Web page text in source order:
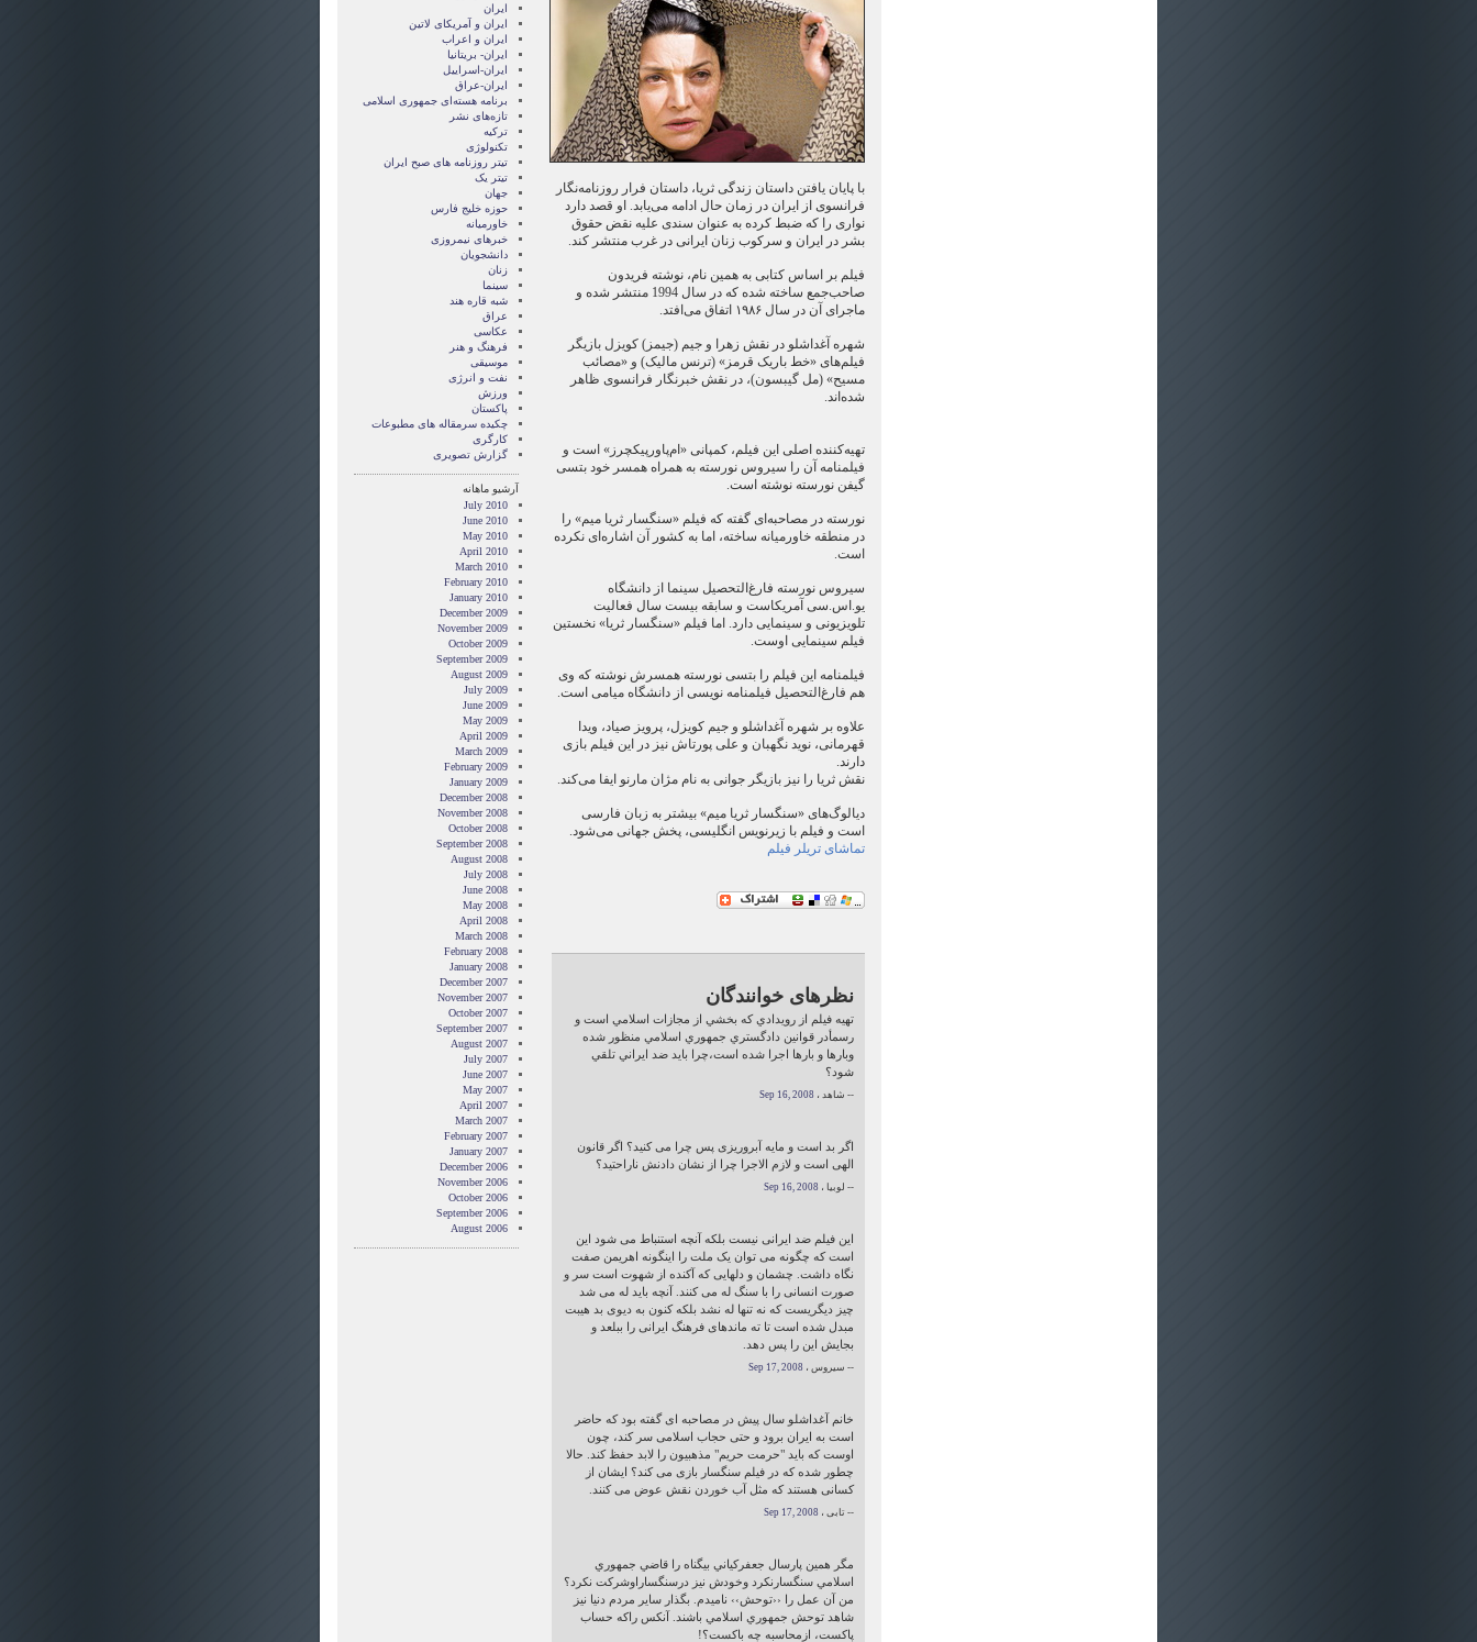
با پایان یافتن داستان زندگی ثریا، داستان فرار روزنامه‌نگار
فرانسوی از ایران در زمان حال ادامه می‌یابد. او قصد دارد
نواری را که ضبط کرده به عنوان سندی علیه نقض حقوق
بشر در ایران و سرکوب زنان ایرانی در غرب منتشر کند.
فیلم بر اساس کتابی به همین نام، نوشته فریدون
صاحب‌جمع ساخته شده که در سال 1994 منتشر شده و
ماجرای آن در سال ۱۹۸۶ اتفاق می‌افتد.
شهره آغداشلو در نقش زهرا و جیم (جیمز) کویزل بازیگر
فیلم‌های «خط باریک قرمز» (ترنس مالیک) و «مصائب
مسیح» (مل گیبسون)، در نقش خبرنگار فرانسوی ظاهر
شده‌اند.
تهیه‌کننده اصلی این فیلم، کمپانی «ام‌پاور‌پیکچرز» است و
فیلمنامه آن را سیروس نورسته به همراه همسر خود بتسی
گیفن نورسته نوشته است.
نورسته در مصاحبه‌ای گفته که فیلم «سنگسار ثریا میم» را
در منطقه خاورمیانه ساخته، اما به کشور آن اشاره‌ای نکرده
است.
سیروس نورسته فارغ‌التحصیل سینما از دانشگاه
یو.اس.سی آمریکاست و سابقه بیست سال فعالیت
تلویزیونی و سینمایی دارد. اما فیلم «سنگسار ثریا» نخستین
فیلم سینمایی اوست.
فیلمنامه این فیلم را بتسی نورسته همسرش نوشته که وی
هم فارغ‌التحصیل فیلمنامه نویسی از دانشگاه میامی است.
علاوه بر شهره آغداشلو و جیم کویزل، پرویز صیاد، ویدا
قهرمانی، نوید نگهبان و علی پورتاش نیز در این فیلم بازی
دارند.
نقش ثریا را نیز بازیگر جوانی به نام مژان مارنو ایفا می‌کند.
دیالوگ‌های «سنگسار ثریا میم» بیشتر به زبان فارسی
است و فیلم با زیرنویس انگلیسی، پخش جهانی می‌شود.
تماشای تریلر فیلم
نظرهای خوانندگان
تهيه فيلم از رويدادي که بخشي از مجازات اسلامي است و
رسمأدر قوانين دادگستري جمهوري اسلامي منظور شده
وبارها و بارها اجرا شده است،چرا بايد ضد ايراني تلقي
شود؟
-- شاهد ، Sep 16, 2008
اگر بد است و مایه آبروریزی پس چرا می کنید؟ اگر قانون
الهی است و لازم الاجرا چرا از نشان دادنش ناراحتید؟
-- لوبيا ، Sep 16, 2008
این فیلم ضد ایرانی نیست بلکه آنچه استنباط می شود این
است که چگونه می توان یک ملت را اینگونه اهریمن صفت
نگاه داشت. چشمان و دلهایی که آکنده از شهوت است سر و
صورت انسانی را با سنگ له می کنند. آنچه باید له می شد
چیز دیگریست که نه تنها له نشد بلکه کنون به دیوی بد هیبت
مبدل شده است تا ته ماندهای فرهنگ ایرانی را ببلعد و
بجایش این را پس دهد.
-- سیروس ، Sep 17, 2008
خانم آغداشلو سال پیش در مصاحبه ای گفته بود که حاضر
است به ایران برود و حتی حجاب اسلامی سر کند، چون
اوست که باید "حرمت حریم" مذهبیون را لابد حفظ کند. حالا
چطور شده که در فیلم سنگسار بازی می کند؟ ایشان از
کسانی هستند که مثل آب خوردن نقش عوض می کنند.
-- تابی ، Sep 17, 2008
مگر همين پارسال جعفركياني بيگناه را قاضي جمهوري
اسلامي سنگسارنكرد وخودش نيز درسنگساراوشركت نكرد؟
من آن عمل را ‹‹توحش›› ناميدم. بگذار ساير مردم دنيا نيز
شاهد توحش جمهوري اسلامي باشند. آنكس راكه حساب
پاكست، ازمحاسبه چه باكست؟!
ایران
ایران و آمریکای لاتین
ایران و اعراب
ایران- بریتانیا
ایران-اسراییل
ایران-عراق
برنامه هسته‌ای جمهوری اسلامی
تازه‌های نشر
ترکیه
تکنولوژی
تیتر روزنامه های صبح ایران
تیتر یک
جهان
حوزه خلیج فارس
خاورمیانه
خبرهای نیمروزی
دانشجویان
زنان
سینما
شبه قاره هند
عراق
عکاسی
فرهنگ و هنر
موسیقی
نفت و انرژی
ورزش
پاکستان
چکیده سرمقاله های مطبوعات
کارگری
گزارش تصويری
آرشیو ماهانه
July 2010
June 2010
May 2010
April 2010
March 2010
February 2010
January 2010
December 2009
November 2009
October 2009
September 2009
August 2009
July 2009
June 2009
May 2009
April 2009
March 2009
February 2009
January 2009
December 2008
November 2008
October 2008
September 2008
August 2008
July 2008
June 2008
May 2008
April 2008
March 2008
February 2008
January 2008
December 2007
November 2007
October 2007
September 2007
August 2007
July 2007
June 2007
May 2007
April 2007
March 2007
February 2007
January 2007
December 2006
November 2006
October 2006
September 2006
August 2006